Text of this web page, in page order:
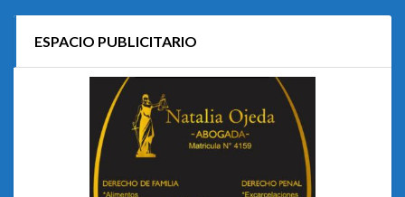
ESPACIO PUBLICITARIO